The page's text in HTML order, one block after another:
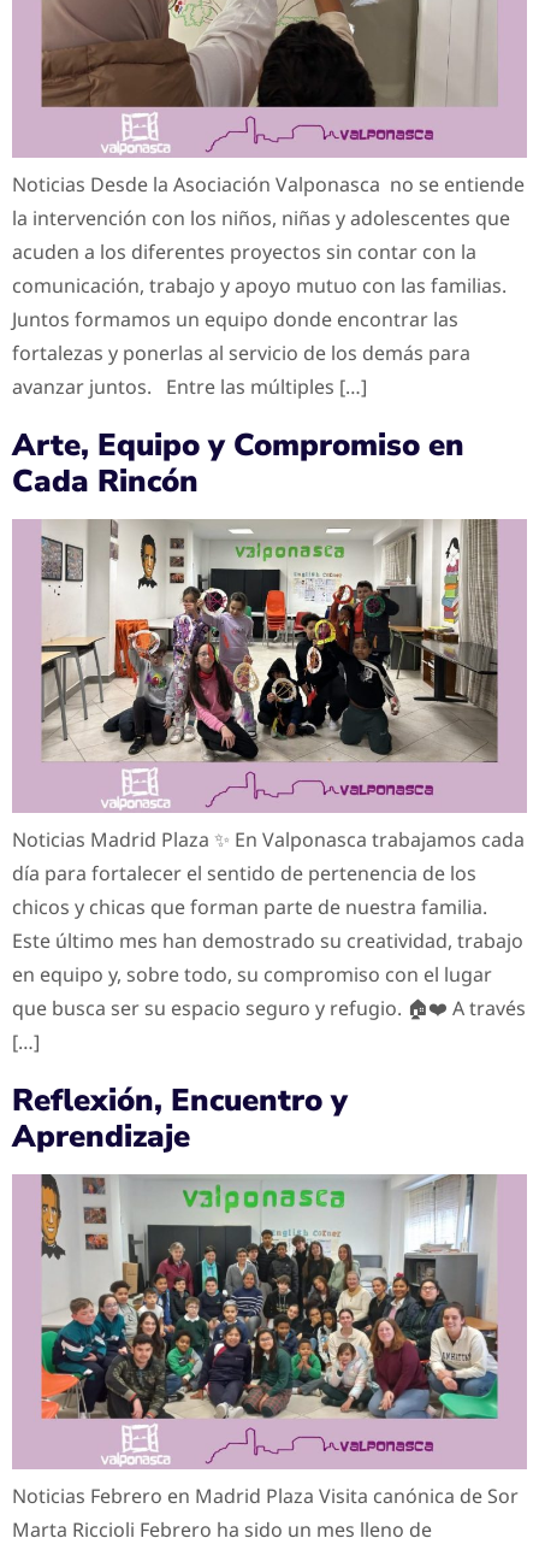
Noticias Desde la Asociación Valponasca no se entiende
la intervención con los niños, niñas y adolescentes que
acuden a los diferentes proyectos sin contar con la
comunicación, trabajo y apoyo mutuo con las familias.
Juntos formamos un equipo donde encontrar las
fortalezas y ponerlas al servicio de los demás para
avanzar juntos. Entre las múltiples […]
Arte, Equipo y Compromiso en
Cada Rincón
Noticias Madrid Plaza ✨ En Valponasca trabajamos cada
día para fortalecer el sentido de pertenencia de los
chicos y chicas que forman parte de nuestra familia.
Este último mes han demostrado su creatividad, trabajo
en equipo y, sobre todo, su compromiso con el lugar
que busca ser su espacio seguro y refugio. 🏠❤️ A través
[…]
Reflexión, Encuentro y
Aprendizaje
Noticias Febrero en Madrid Plaza Visita canónica de Sor
Marta Riccioli Febrero ha sido un mes lleno de